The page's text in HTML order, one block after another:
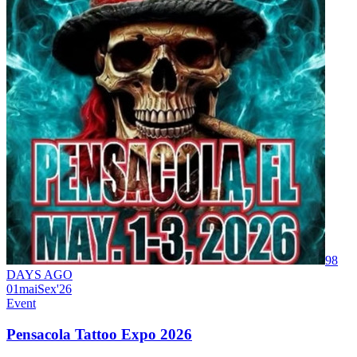
98
DAYS AGO
01maiSex'26
Event
Pensacola Tattoo Expo 2026